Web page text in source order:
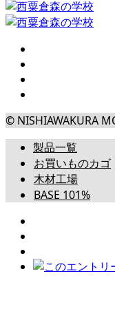
© NISHIAWAKURA
製品一覧
お買いものカゴ
木材工場
BASE 101%